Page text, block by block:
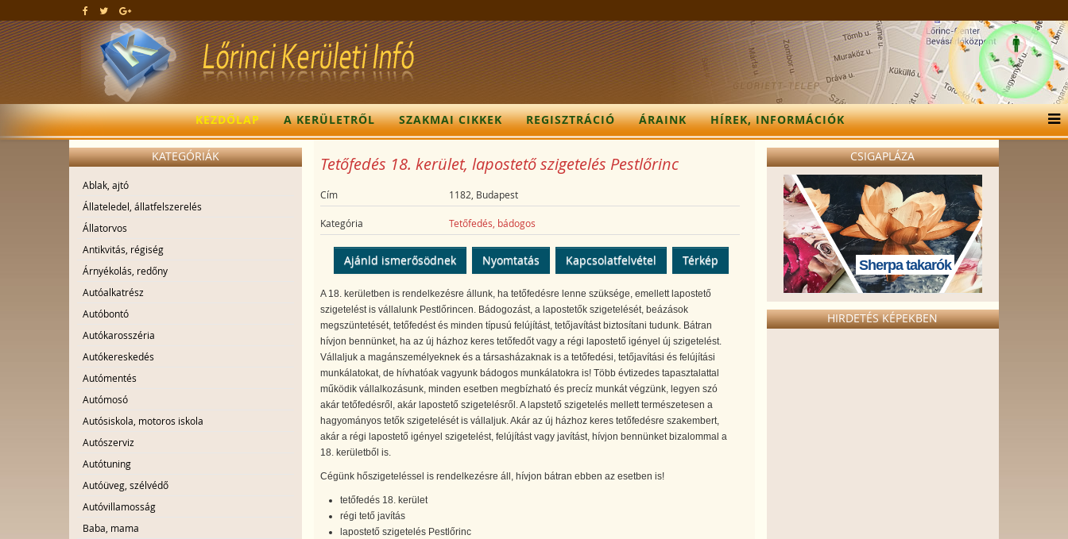
KEZDŐLAP A KERÜLETRŐL SZAKMAI CIKKEK REGISZTRÁCIÓ ÁRAINK HÍREK, INFORMÁCIÓK
KATEGÓRIÁK
Ablak, ajtó
Állateledel, állatfelszerelés
Állatorvos
Antikvitás, régiség
Árnyékolás, redőny
Autóalkatrész
Autóbontó
Autókarosszéria
Autókereskedés
Autómentés
Autómosó
Autósiskola, motoros iskola
Autószerviz
Autótuning
Autóüveg, szélvédő
Autóvillamosság
Baba, mama
Tetőfedés 18. kerület, lapostető szigetelés Pestlőrinc
Cím 1182, Budapest
Kategória Tetőfedés, bádogos
Ajánld ismerősödnek Nyomtatás Kapcsolatfelvétel Térkép
A 18. kerületben is rendelkezésre állunk, ha tetőfedésre lenne szüksége, emellett lapostető
szigetelést is vállalunk Pestlőrincen. Bádogozást, a lapostetők szigetelését, beázások
megszüntetését, tetőfedést és minden típusú felújítást, tetőjavítást biztosítani tudunk. Bátran
hívjon bennünket, ha az új házhoz keres tetőfedőt vagy a régi lapostető igényel új szigetelést.
Vállaljuk a magánszemélyeknek és a társasházaknak is a tetőfedési, tetőjavítási és felújítási
munkálatokat, de hívhatóak vagyunk bádogos munkálatokra is! Több évtizedes tapasztalattal
működik vállalkozásunk, minden esetben megbízható és precíz munkát végzünk, legyen szó
akár tetőfedésről, akár lapostető szigetelésről. A lapstető szigetelés mellett természetesen a
hagyományos tetők szigetelését is vállaljuk. Akár az új házhoz keres tetőfedésre szakembert,
akár a régi lapostető igényel szigetelést, felújítást vagy javítást, hívjon bennünket bizalommal a
18. kerületből is.
Cégünk hőszigeteléssel is rendelkezésre áll, hívjon bátran ebben az esetben is!
tetőfedés 18. kerület
régi tető javítás
lapostető szigetelés Pestlőrinc
CSIGAPLÁZA
Sherpa takarók
HIRDETÉS KÉPEKBEN